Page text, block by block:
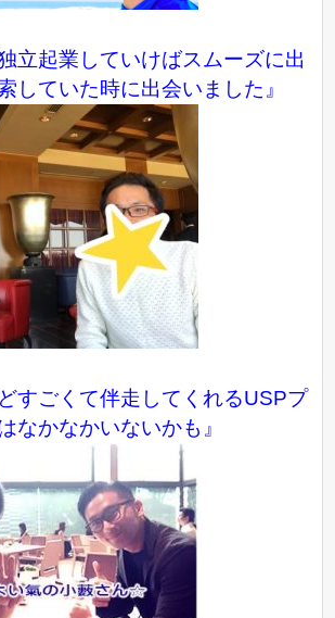
立起業していけばスムーズに出
していた時に出会いました』
すごくて伴走してくれるUSPプ
なかなかいないかも』